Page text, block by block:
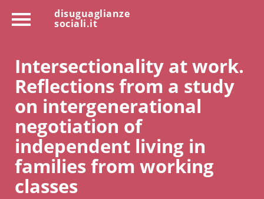
disuguaglianze
sociali.it
Intersectionality at work.
Reflections from a study
on intergenerational
negotiation of
independent living in
families from working
classes